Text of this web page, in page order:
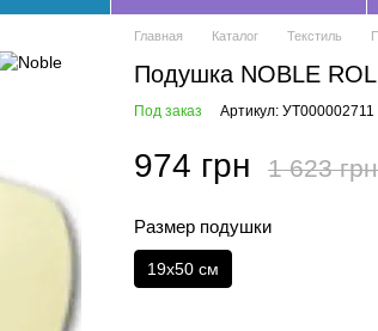
Главная Каталог Текстиль
Подушка NOBLE
Под заказ Артикул: УТ000002711
974 грн 1 623 грн
Размер подушки
19х50 см